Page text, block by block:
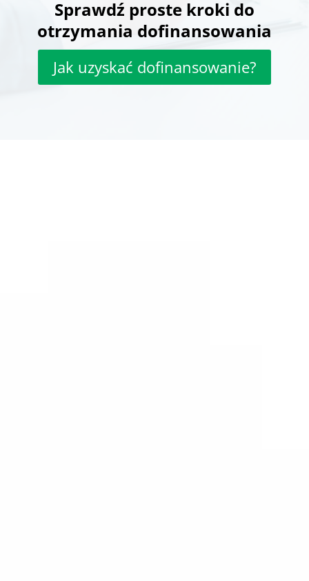
Sprawdź proste kroki do
otrzymania dofinansowania
Jak uzyskać dofinansowanie?